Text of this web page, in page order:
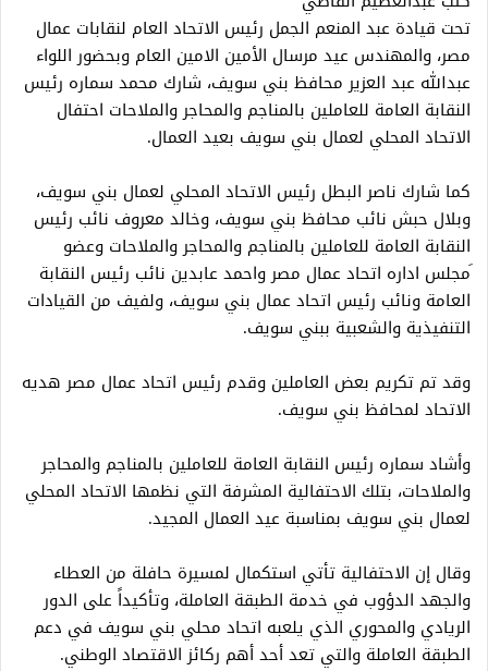
تحت قيادة عبد المنعم الجمل رئيس الاتحاد العام لنقابات عمال
مصر، والمهندس عيد مرسال الأمين الامين العام وبحضور اللواء
عبدالله عبد العزير محافظ بني سويف، شارك محمد سماره رئيس
النقابة العامة للعاملين بالمناجم والمحاجر والملاحات احتفال
الاتحاد المحلي لعمال بني سويف بعيد العمال.
كما شارك ناصر البطل رئيس الاتحاد المحلي لعمال بني سويف،
وبلال حبش نائب محافظ بني سويف، وخالد معروف نائب رئيس
النقابة العامة للعاملين بالمناجم والمحاجر والملاحات وعضو
َمجلس اداره اتحاد عمال مصر واحمد عابدين نائب رئيس النقابة
العامة ونائب رئيس اتحاد عمال بني سويف، ولفيف من القيادات
التنفيذية والشعبية ببني سويف.
وقد تم تكريم بعض العاملين وقدم رئيس اتحاد عمال مصر هديه
الاتحاد لمحافظ بني سويف.
وأشاد سماره رئيس النقابة العامة للعاملين بالمناجم والمحاجر
والملاحات، بتلك الاحتفالية المشرفة التي نظمها الاتحاد المحلي
لعمال بني سويف بمناسبة عيد العمال المجيد.
وقال إن الاحتفالية ​تأتي استكمال لمسيرة حافلة من العطاء
والجهد الدؤوب في خدمة الطبقة العاملة، وتأكيداً على الدور
الريادي والمحوري الذي يلعبه اتحاد محلي بني سويف في دعم
الطبقة العاملة والتي تعد أحد أهم ركائز الاقتصاد الوطني.